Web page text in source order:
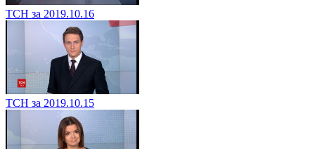
ТСН за 2019.10.16
ТСН за 2019.10.15